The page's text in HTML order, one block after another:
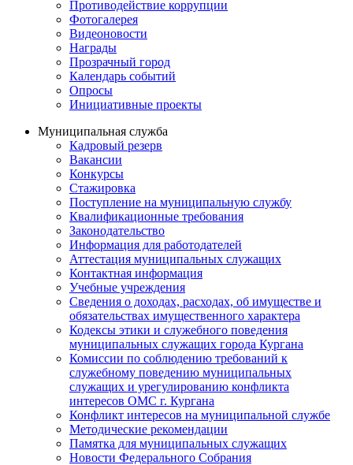
Противодействие коррупции
Фотогалерея
Видеоновости
Награды
Прозрачный город
Календарь событий
Опросы
Инициативные проекты
Муниципальная служба
Кадровый резерв
Вакансии
Конкурсы
Стажировка
Поступление на муниципальную службу
Квалификационные требования
Законодательство
Информация для работодателей
Аттестация муниципальных служащих
Контактная информация
Учебные учреждения
Сведения о доходах, расходах, об имуществе и
обязательствах имущественного характера
Кодексы этики и служебного поведения
муниципальных служащих города Кургана
Комиссии по соблюдению требований к
служебному поведению муниципальных
служащих и урегулированию конфликта
интересов ОМС г. Кургана
Конфликт интересов на муниципальной службе
Методические рекомендации
Памятка для муниципальных служащих
Новости Федерального Cобрания